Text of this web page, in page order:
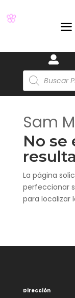
a

Búsqueda
de
productos
Sam
No se
La página
perfeccionar
para localizar
Dirección